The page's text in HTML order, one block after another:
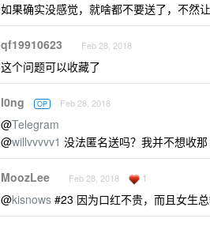
如果确实没感觉，就啥都不要送了，不然
qf19910623 Feb 28, 2018
这个问题可以收藏了
l0ng OP Feb 28, 2018
@Telegram
@willvvvvv1 没法匿名送吗？我并不想收
MoozLee Feb 28, 2018 1
@kisnows #23 因为口红不贵，而且女生